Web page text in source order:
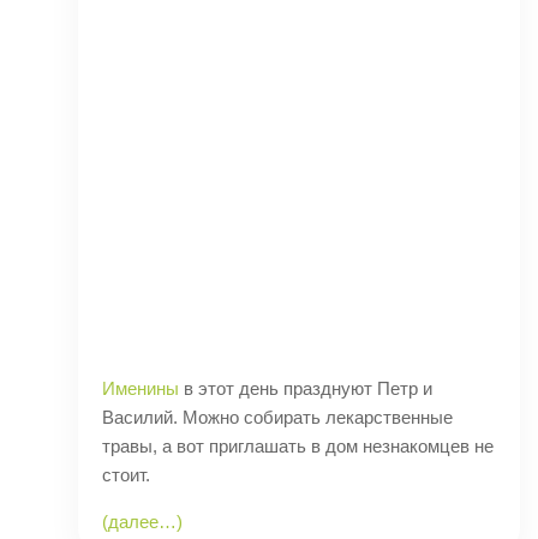
Именины в этот день празднуют Петр и
Василий. Можно собирать лекарственные
травы, а вот приглашать в дом незнакомцев не
стоит.
(далее…)